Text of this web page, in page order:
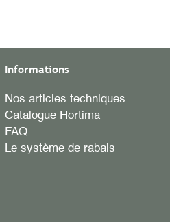
Informations
Nos articles techniques
Catalogue Hortima
FAQ
Le système de rabais